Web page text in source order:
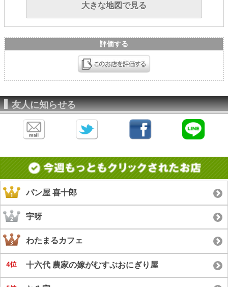
大きな地図で見る
評価する
友人に知らせる
パン屋 喜十郎
宇呀
わたまるカフェ
十六代 農家の嫁がむすぶおにぎり屋